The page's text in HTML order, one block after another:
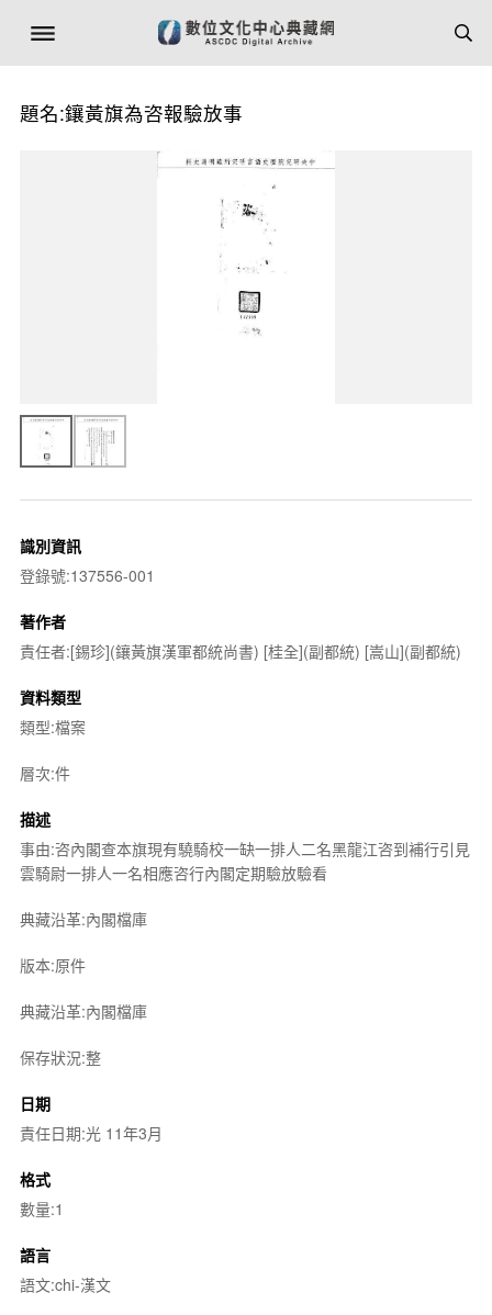
題名:鑲黃旗為咨報驗放事
識別資訊
登錄號:137556-001
著作者
責任者:[錫珍](鑲黃旗漢軍都統尚書) [桂全](副都統) [嵩山](副都統)
資料類型
類型:檔案
層次:件
描述
事由:咨內閣查本旗現有驍騎校一缺一排人二名黑龍江咨到補行引見
雲騎尉一排人一名相應咨行內閣定期驗放驗看
典藏沿革:內閣檔庫
版本:原件
典藏沿革:內閣檔庫
保存狀況:整
日期
責任日期:光 11年3月
格式
數量:1
語言
語文:chi-漢文